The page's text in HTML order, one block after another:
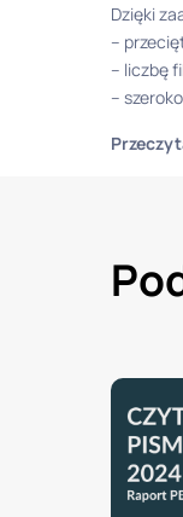
Dzięki
–
– liczbę
–